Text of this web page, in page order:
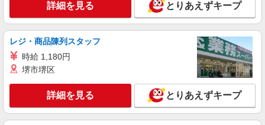
グループホーム 介護スタッフ（ケアクル
ー）夜勤専従
アップ！ ・夜勤手当:7,000円/回 ・居住支援特別
手当:120円/時間含む ※給与幅は資格・経験等によ
東京都大田区多摩川一丁目34番5号
キープ 詳細を見る
正社員
詳細を見る とりあえずキープ
レジ・商品陳列スタッフ
時給 1,180円
堺市堺区
詳細を見る とりあえずキープ